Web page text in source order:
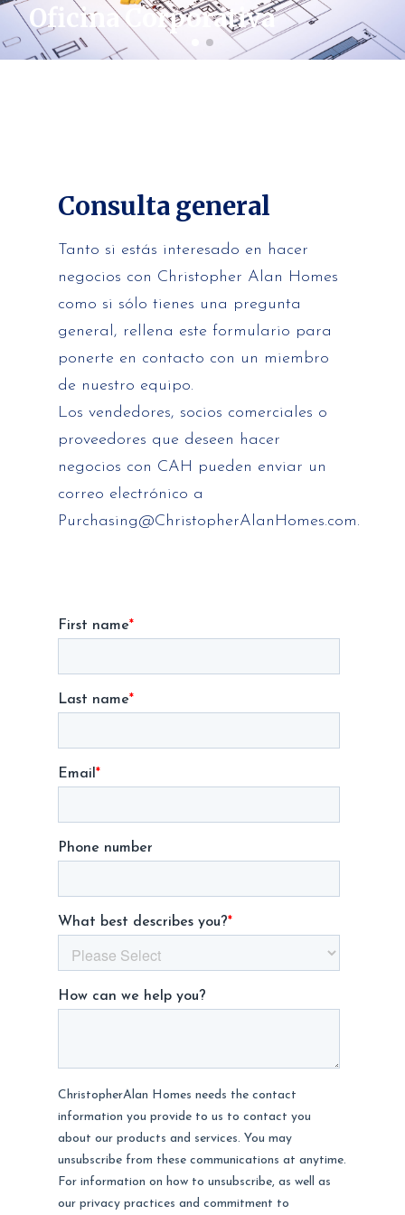
Oficina Corporativa
Consulta general
Tanto si estás interesado en hacer
negocios con Christopher Alan Homes
como si sólo tienes una pregunta
general, rellena este formulario para
ponerte en contacto con un miembro
de nuestro equipo.
Los vendedores, socios comerciales o
proveedores que deseen hacer
negocios con CAH pueden enviar un
correo electrónico a
Purchasing@ChristopherAlanHomes.com.